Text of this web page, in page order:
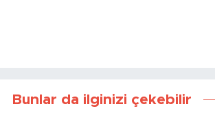
Bunlar da ilginizi çekebilir